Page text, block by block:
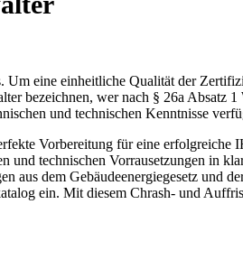
Um eine einheitliche Qualität der
bezeichnen, wer nach § 26a Absatz
und technischen Kenntnisse
Vorbereitung für eine
und technischen Vorrausetzungen in
aus dem Gebäudeenergiegesetz und
ein. Mit diesem Chrash- und